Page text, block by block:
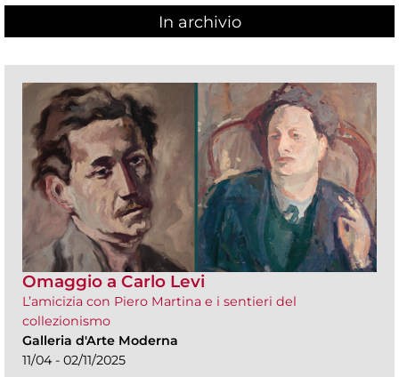
In archivio
Omaggio a Carlo Levi
L’amicizia con Piero Martina e i sentieri del
collezionismo
Galleria d'Arte Moderna
11/04 - 02/11/2025